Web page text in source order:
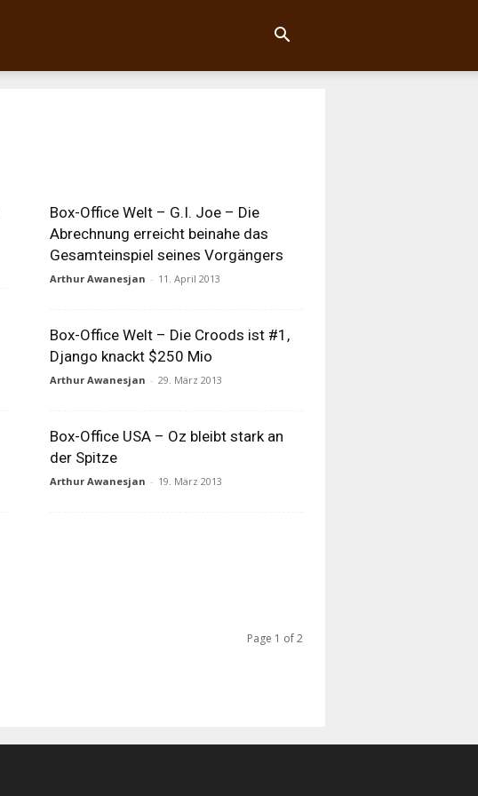
Box-Office Welt – G.I. Joe – Die
Abrechnung erreicht beinahe das
Gesamteinspiel seines Vorgängers
Arthur Awanesjan - 11. April 2013
Box-Office Welt – Die Croods ist #1,
Django knackt $250 Mio
Arthur Awanesjan - 29. März 2013
Box-Office USA – Oz bleibt stark an
der Spitze
Arthur Awanesjan - 19. März 2013
Page 1 of 2